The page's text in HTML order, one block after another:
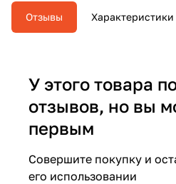
Отзывы Характеристики
У этого товара
отзывов, но вы
первым
Совершите покупку и
его использовании